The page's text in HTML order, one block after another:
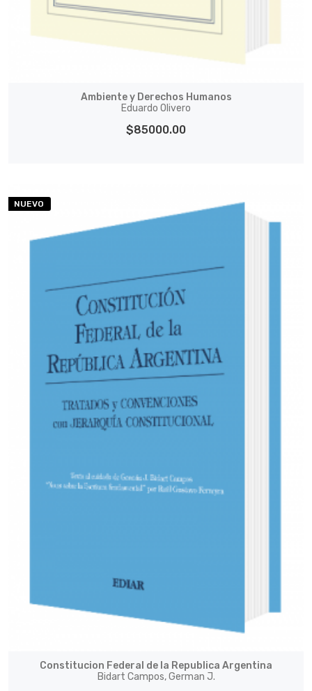
Ambiente y Derechos Humanos
Eduardo Olivero
$85000.00
NUEVO
Constitucion Federal de la Republica Argentina
Bidart Campos, German J.